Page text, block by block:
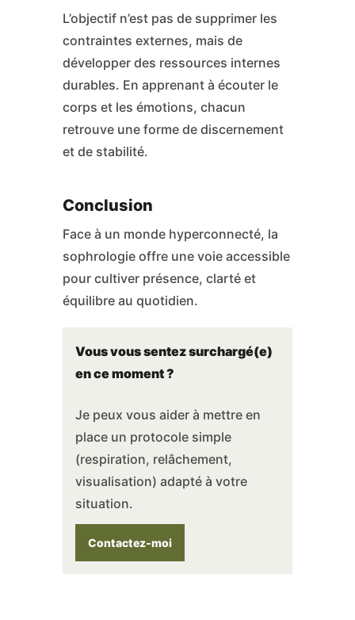
L’objectif n’est pas de supprimer les
contraintes externes, mais de
développer des ressources internes
durables. En apprenant à écouter le
corps et les émotions, chacun
retrouve une forme de discernement
et de stabilité.
Conclusion
Face à un monde hyperconnecté, la
sophrologie offre une voie accessible
pour cultiver présence, clarté et
équilibre au quotidien.
Vous vous sentez surchargé(e)
en ce moment ?
Je peux vous aider à mettre en
place un protocole simple
(respiration, relâchement,
visualisation) adapté à votre
situation.
Contactez-moi